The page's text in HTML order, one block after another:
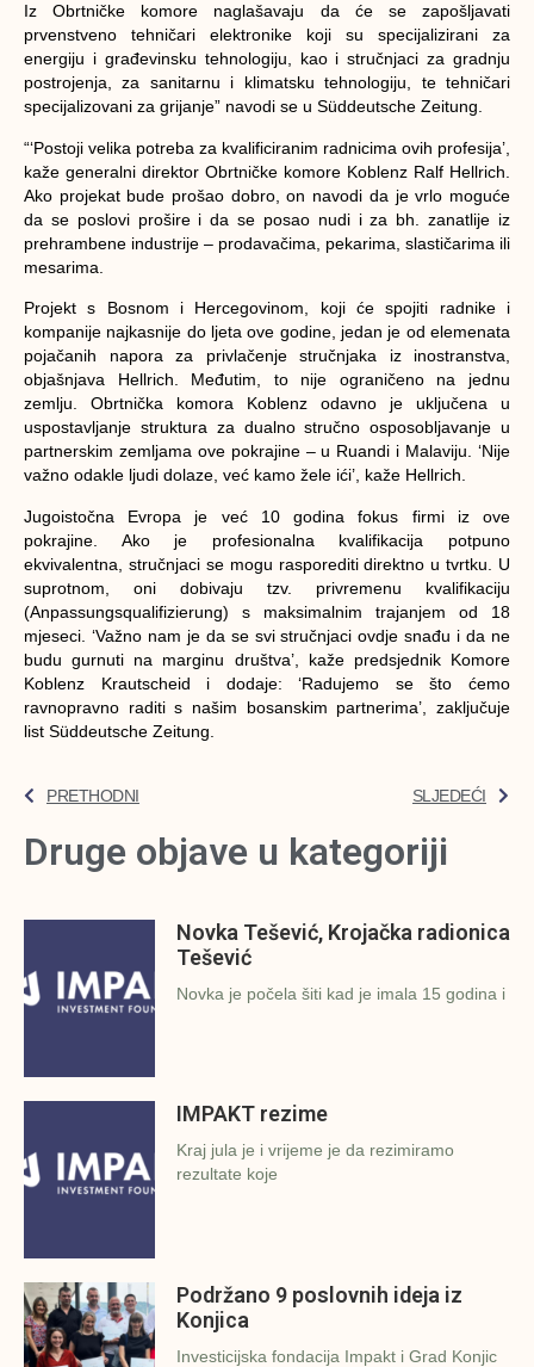
Iz Obrtničke komore naglašavaju da će se zapošljavati
prvenstveno tehničari elektronike koji su specijalizirani za
energiju i građevinsku tehnologiju, kao i stručnjaci za gradnju
postrojenja, za sanitarnu i klimatsku tehnologiju, te tehničari
specijalizovani za grijanje” navodi se u Süddeutsche Zeitung.
“‘Postoji velika potreba za kvalificiranim radnicima ovih profesija’,
kaže generalni direktor Obrtničke komore Koblenz Ralf Hellrich.
Ako projekat bude prošao dobro, on navodi da je vrlo moguće
da se poslovi prošire i da se posao nudi i za bh. zanatlije iz
prehrambene industrije – prodavačima, pekarima, slastičarima ili
mesarima.
Projekt s Bosnom i Hercegovinom, koji će spojiti radnike i
kompanije najkasnije do ljeta ove godine, jedan je od elemenata
pojačanih napora za privlačenje stručnjaka iz inostranstva,
objašnjava Hellrich. Međutim, to nije ograničeno na jednu
zemlju. Obrtnička komora Koblenz odavno je uključena u
uspostavljanje struktura za dualno stručno osposobljavanje u
partnerskim zemljama ove pokrajine – u Ruandi i Malaviju. ‘Nije
važno odakle ljudi dolaze, već kamo žele ići’, kaže Hellrich.
Jugoistočna Evropa je već 10 godina fokus firmi iz ove
pokrajine. Ako je profesionalna kvalifikacija potpuno
ekvivalentna, stručnjaci se mogu rasporediti direktno u tvrtku. U
suprotnom, oni dobivaju tzv. privremenu kvalifikaciju
(Anpassungsqualifizierung) s maksimalnim trajanjem od 18
mjeseci. ‘Važno nam je da se svi stručnjaci ovdje snađu i da ne
budu gurnuti na marginu društva’, kaže predsjednik Komore
Koblenz Krautscheid i dodaje: ‘Radujemo se što ćemo
ravnopravno raditi s našim bosanskim partnerima’, zaključuje
list Süddeutsche Zeitung.
PRETHODNI SLJEDEĆI
Druge objave u kategoriji
Novka Tešević, Krojačka radionica
Tešević
Novka je počela šiti kad je imala 15 godina i
IMPAKT rezime
Kraj jula je i vrijeme je da rezimiramo
rezultate koje
Podržano 9 poslovnih ideja iz
Konjica
Investicijska fondacija Impakt i Grad Konjic